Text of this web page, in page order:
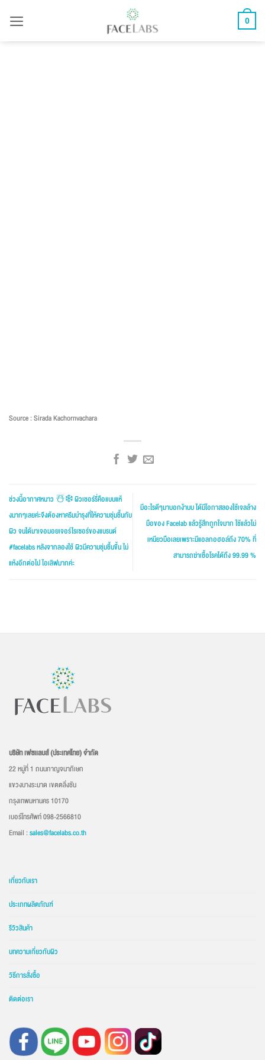
0
Source : Sirada Kachornvachara
ช่วงนี้อากาศหนาว ☃️❄️ ผิวเชอร์รี่คือแบบแห้
งมากๆเลยค่ะจึงต้องหาครีมบำรุงที่ให้ความชุ่มชื้นกับ
ผิว จนได้มาเจอมอยเจอร์ไรเซอร์ของแบรนด์
#facelabs หลังจากลองใช้ ผิวมีความชุ่มชื้นขึ้น ไม่
แห้งอีกต่อไป ไอเลิฟมากค่ะ
มีอะไรดีๆมาบอกง้าบบ ได้มีโอกาสลองใช้เจลล้าง
มือของ Facelab แล้วรู้สึกถูกใจมาก ใช้แล้วไม่
เหนียวมือเลยเพราะมีแอลกอฮอล์ถึง 70% ที่
สามารถฆ่าเชื้อโรคได้ถึง 99.99 %
บริษัท เฟซเเลบส์ (ประเทศไทย) จำกัด
22 หมู่ที่ 1 ถนนกาญจนาภิเษก
แขวงบางระมาด เขตตลิ่งชัน
กรุงเทพมหานคร 10170
เบอร์โทรศัพท์ 098-2566810
Email :sales@facelabs.co.th
เกี่ยวกับเรา
ประเภทผลิตภัณฑ์
รีวิวสินค้า
บทความเกี่ยวกับผิว
วิธีการสั่งซื้อ
ติดต่อเรา